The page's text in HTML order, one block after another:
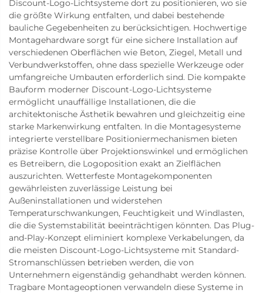
Discount-Logo-Lichtsysteme dort zu positionieren, wo sie
die größte Wirkung entfalten, und dabei bestehende
bauliche Gegebenheiten zu berücksichtigen. Hochwertige
Montagehardware sorgt für eine sichere Installation auf
verschiedenen Oberflächen wie Beton, Ziegel, Metall und
Verbundwerkstoffen, ohne dass spezielle Werkzeuge oder
umfangreiche Umbauten erforderlich sind. Die kompakte
Bauform moderner Discount-Logo-Lichtsysteme
ermöglicht unauffällige Installationen, die die
architektonische Ästhetik bewahren und gleichzeitig eine
starke Markenwirkung entfalten. In die Montagesysteme
integrierte verstellbare Positioniermechanismen bieten
präzise Kontrolle über Projektionswinkel und ermöglichen
es Betreibern, die Logoposition exakt an Zielflächen
auszurichten. Wetterfeste Montagekomponenten
gewährleisten zuverlässige Leistung bei
Außeninstallationen und widerstehen
Temperaturschwankungen, Feuchtigkeit und Windlasten,
die die Systemstabilität beeinträchtigen könnten. Das Plug-
and-Play-Konzept eliminiert komplexe Verkabelungen, da
die meisten Discount-Logo-Lichtsysteme mit Standard-
Stromanschlüssen betrieben werden, die von
Unternehmern eigenständig gehandhabt werden können.
Tragbare Montageoptionen verwandeln diese Systeme in